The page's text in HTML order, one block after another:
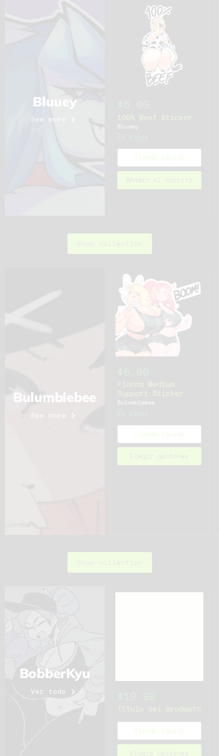
Bluuey
See more 100% Beef Sticker
Bluuey
Tienda rápida
Añadir al carrito
Shop collection
Bulumblebee
See more
Fionna Medium
Support Sticker
Bulumblebee
Tienda rápida
Elegir opciones
Shop collection
BobberKyu
Ver todo
Título del producto
Tienda rápida
Elegir opciones